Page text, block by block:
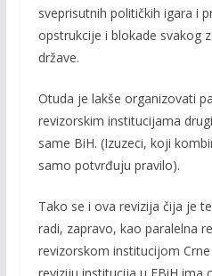
sveprisutnih političkih igara i
opstrukcije i blokade svakog
države.
Otuda je lakše organizovati
revizorskim institucijama
same BiH. (Izuzeci, koji
samo potvrđuju pravilo).
Tako se i ova revizija čija je
radi, zapravo, kao paralelna
revizorskom institucijom